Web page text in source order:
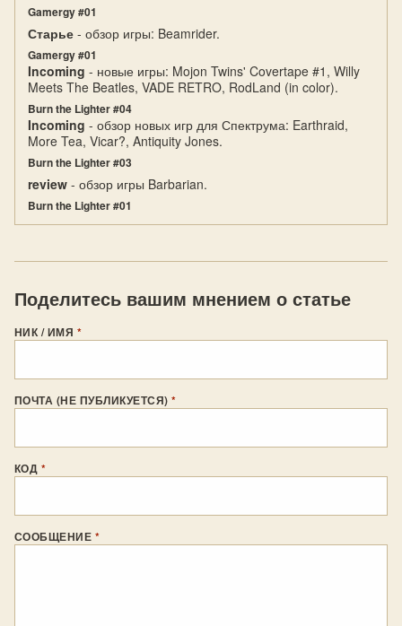
Gamergy #01
Старье - обзор игры: Beamrider.
Gamergy #01
Incoming - новые игры: Mojon Twins' Covertape #1, Willy
Meets The Beatles, VADE RETRO, RodLand (in color).
Burn the Lighter #04
Incoming - обзор новых игр для Спектрума: Earthraid,
More Tea, Vicar?, Antiquity Jones.
Burn the Lighter #03
review - обзор игры Barbarian.
Burn the Lighter #01
Поделитесь вашим мнением о статье
НИК / ИМЯ *
ПОЧТА (НЕ ПУБЛИКУЕТСЯ)*
КОД *
СООБЩЕНИЕ *